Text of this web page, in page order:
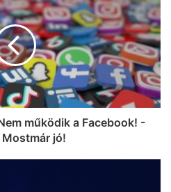
követelnek a
működik a Facebook! -
jó!